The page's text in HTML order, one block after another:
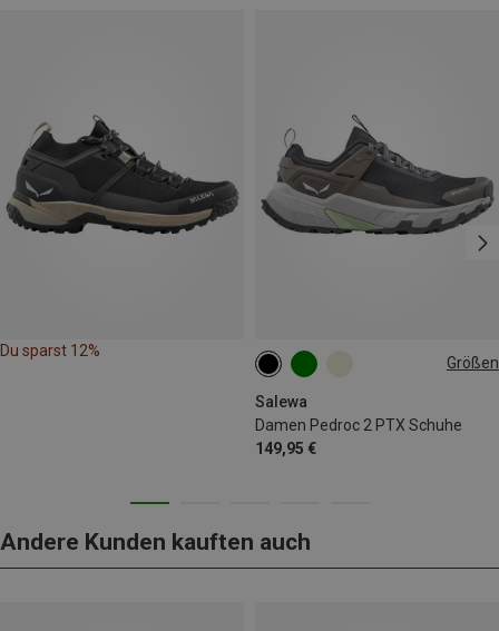
Du sparst 12%
Größen
Salewa
Damen Pedroc 2 PTX Schuhe
149,95 €
Andere Kunden kauften auch